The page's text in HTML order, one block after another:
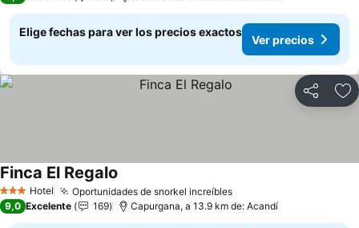
Elige fechas para ver los precios exactos
Ver precios
Compartir
3 Estrellas
Hotel Oportunidades de snorkel increíblesVer precios
Finca El Regalo
9,0 Excelente 169 Capurgana, a 13.9 km de: Acandí